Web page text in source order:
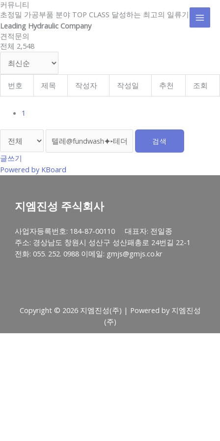
콘
텐
츠
로
건
뛰
커뮤니티
초정밀 가공부품 분야 TOP CLASS 달성하는 최고의 일류기업
Leading Hydraulic Company
견적문의
전체 2,548
번호 제목 작성자 작성일 추천 조회
1
검색
글쓰기
Powered by KBoard
지엠진성 주식회사
사업자등록번호: 184-87-00110 대표자: 전일종
주소: 경상남도 창원시 성산구 성산패총로 24번길 22-1
전화: 055. 252. 0988 이메일: gmjs@gmjs.co.kr
Copyright © 2026 지엠진성(주) | Powered by 지엠진성
(주)